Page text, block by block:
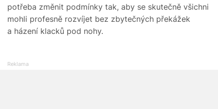
potřeba změnit podmínky tak, aby se skutečně všichni
mohli profesně rozvíjet bez zbytečných překážek
a házení klacků pod nohy.